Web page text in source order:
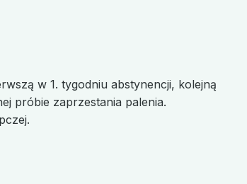
w 1. tygodniu abstynencji, kolejną
próbie zaprzestania palenia.